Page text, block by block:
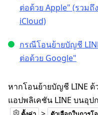
ต่อด้วย Apple" (รวมถึ
iCloud)
กรณีโอนย้ายบัญชี
ต่อด้วย Google"
หากโอนย้ายบัญชี LINE
แอปพลิเคชัน LINE บนอุ